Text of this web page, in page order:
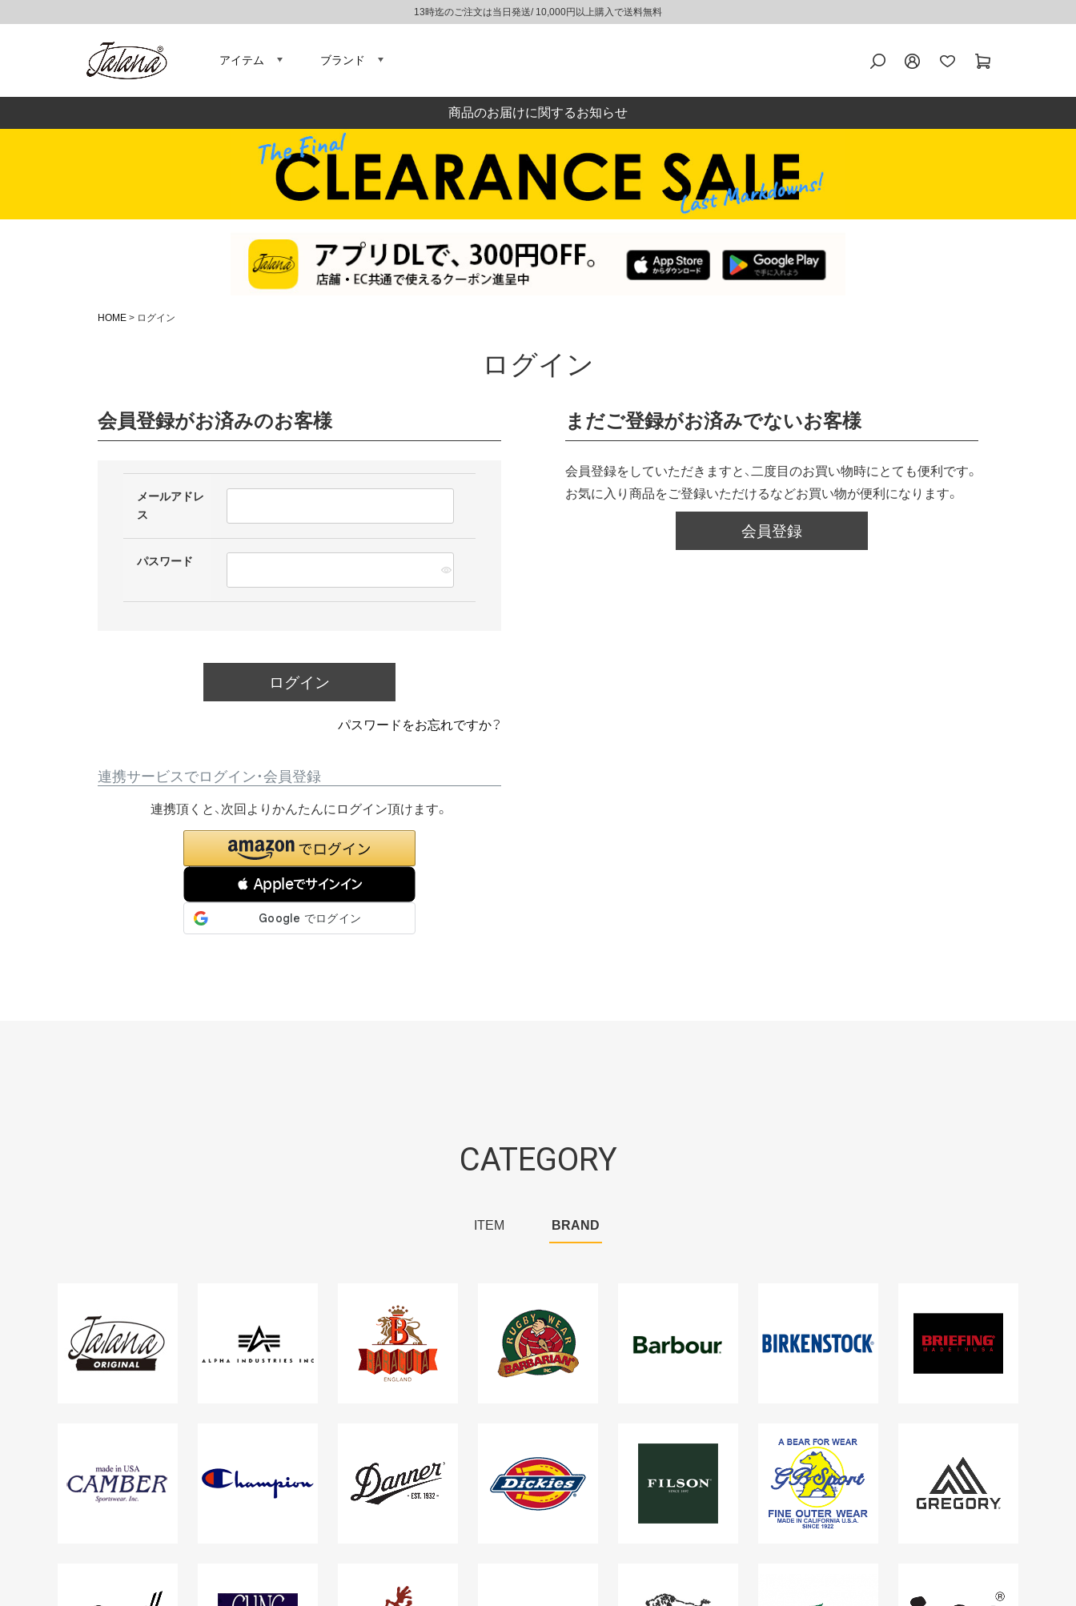
13時迄のご注文は当日発送/ 10,000円以上購入で送料無料
アイテム ブランド
商品のお届けに関するお知らせ
HOME ログイン
ログイン
会員登録がお済みのお客様
メールアドレ
ス
パスワード
ログイン
パスワードをお忘れですか？
連携サービスでログイン・会員登録
 Appleでサインイン
連携頂くと、次回よりかんたんにログイン頂けます。
まだご登録がお済みでないお客様
会員登録をしていただきますと、二度目のお買い物時にとても便利です。
お気に入り商品をご登録いただけるなどお買い物が便利になります。
会員登録
CATEGORY
ITEM BRAND